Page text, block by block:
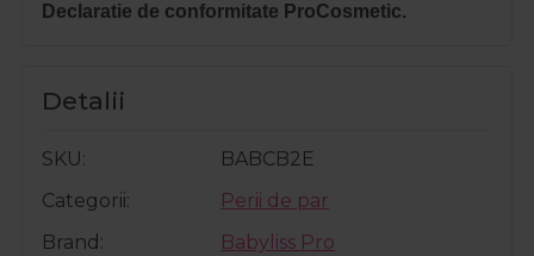
Declaratie de conformitate ProCosmetic.
Detalii
SKU
BABCB2E
Categorii
Perii de par
Brand
Babyliss Pro